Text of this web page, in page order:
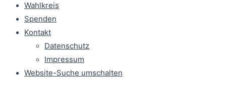
Wahlkreis
Spenden
Kontakt
Datenschutz
Impressum
Website-Suche umschalten